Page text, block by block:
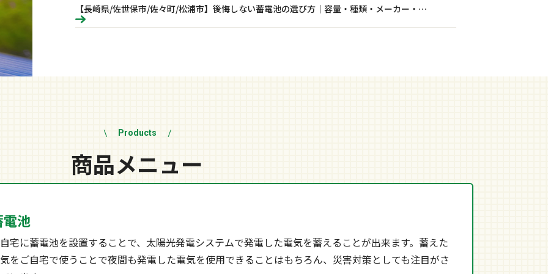
【長崎県/佐世保市/佐々町/松浦市】後悔しない蓄電池の選び方｜容量・種類・メーカー・施工会社選びまで徹底解説
商品メニュー
Products
電池
宅に蓄電池を設置することで、太陽光発電システムで発電した電気を蓄えることが出来ます。蓄えた
をご自宅で使うことで夜間も発電した電気を使用できることはもちろん、災害対策としても注目がさ